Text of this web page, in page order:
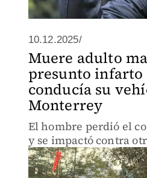
10.12.2025/
Muere adulto
presunto infarto
conducía su
Monterrey
El hombre perdió el
y se impactó contra